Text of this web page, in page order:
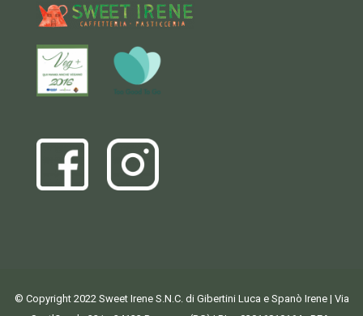
© Copyright 2022 Sweet Irene S.N.C. di Gibertini Luca e Spanò Irene | Via